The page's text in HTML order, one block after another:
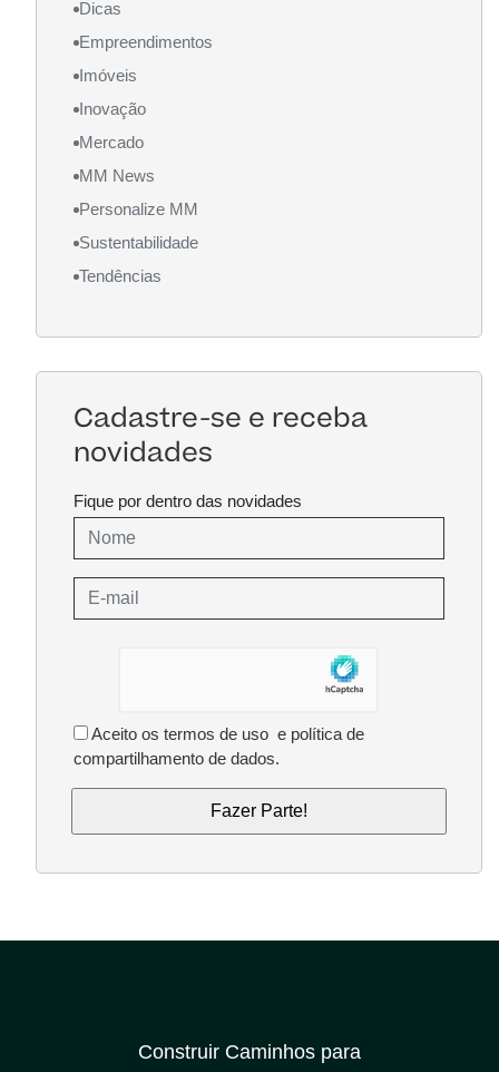
Dicas
Empreendimentos
Imóveis
Inovação
Mercado
MM News
Personalize MM
Sustentabilidade
Tendências
Cadastre-se e receba
novidades
Fique por dentro das novidades
Aceito os termos de uso e política de
compartilhamento de dados.
Construir Caminhos para